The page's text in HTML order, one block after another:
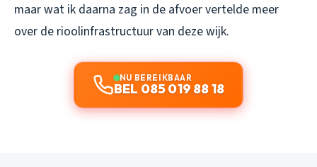
maar wat ik daarna zag in de afvoer vertelde meer
over de rioolinfrastructuur van deze wijk.
NU BEREIKBAAR
BEL 085 019 88 18